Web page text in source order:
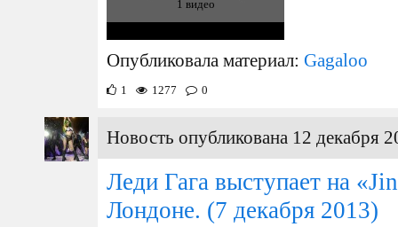
1 видео
Опубликовала материал: Gagaloo
1 1277 0
Новость опубликована 12 декабря
Леди Гага выступает на
Лондоне. (7 декабря 2013)